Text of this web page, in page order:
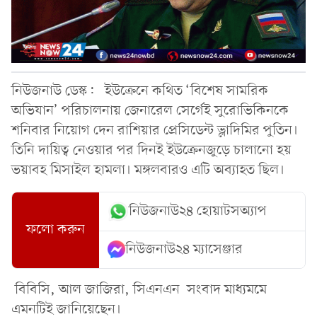
নিউজনাউ ডেস্ক: ইউক্রেনে কথিত ‘বিশেষ সামরিক
অভিযান’ পরিচালনায় জেনারেল সের্গেই সুরোভিকিনকে
শনিবার নিয়োগ দেন রাশিয়ার প্রেসিডেন্ট ভ্লাদিমির পুতিন।
তিনি দায়িত্ব নেওয়ার পর দিনই ইউক্রেনজুড়ে চালানো হয়
ভয়াবহ মিসাইল হামলা। মঙ্গলবারও এটি অব্যাহত ছিল।
ফলো করুন
নিউজনাউ২৪ হোয়াটসঅ্যাপ
নিউজনাউ২৪ ম্যাসেঞ্জার
বিবিসি, আল জাজিরা, সিএনএন সংবাদ মাধ্যমমে
এমনটিই জানিয়েছেন।